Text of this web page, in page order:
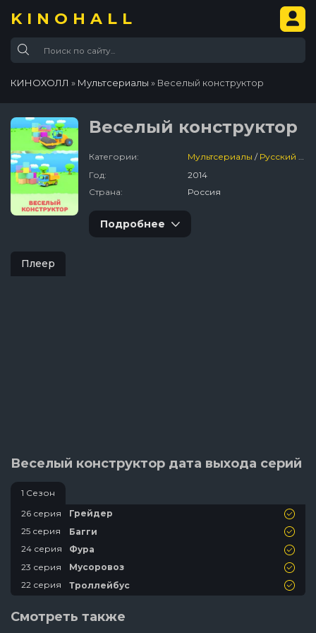
KINOHALL
КИНОХОЛЛ » Мультсериалы » Веселый конструктор
Веселый конструктор
Категории: Мультсериалы / Русский /
Год:
2014
Страна:
Россия
Подробнее
Плеер
Веселый конструктор дата выхода серий
1 Сезон
26 серия
Грейдер
25 серия
Багги
24 серия
Фура
23 серия
Мусоровоз
22 серия
Троллейбус
20 серия
Металлопогрузчик
Смотреть также